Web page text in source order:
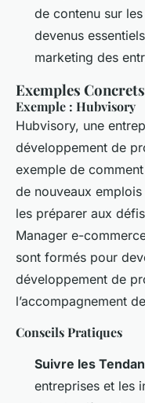
de contenu sur
devenus
marketing des
Exemples
Exemple : Hubvisory
Hubvisory, une
développement de
exemple de
de nouveaux
les préparer aux
Manager e-
sont formés pour
développement de
l’accompagnement
Conseils Pratiques
Suivre les
entreprises et les